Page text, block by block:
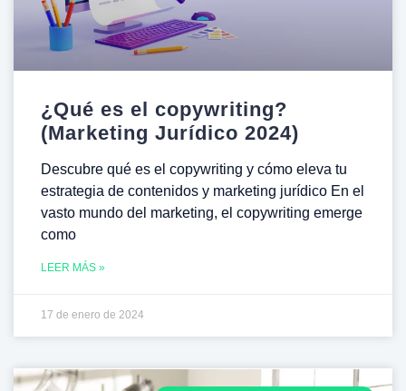
¿Qué es el copywriting?
(Marketing Jurídico 2024)
Descubre qué es el copywriting y cómo eleva tu
estrategia de contenidos y marketing jurídico En el
vasto mundo del marketing, el copywriting emerge
como
LEER MÁS »
17 de enero de 2024